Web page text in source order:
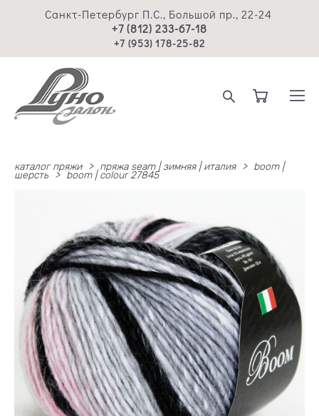
Санкт-Петербург П.С., Большой пр., 22-24
+7 (812) 233-67-18
+7 (953) 178-25-82
каталог пряжи > пряжа seam | зимняя | италия >
boom |
шерсть
> boom | colour 27845